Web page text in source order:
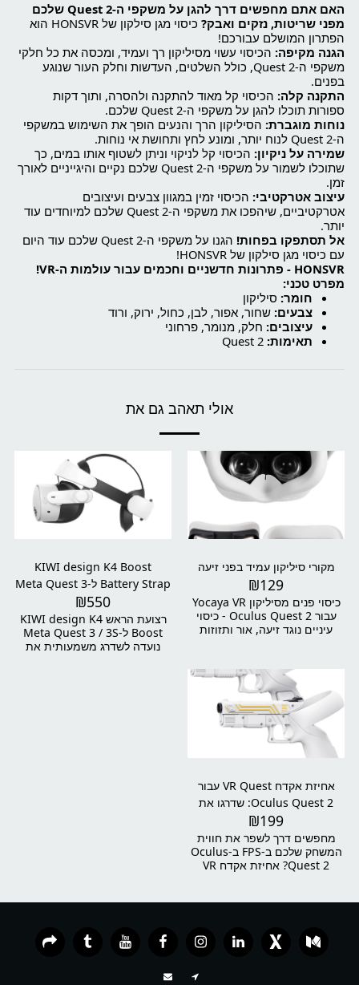
האם אתם מחפשים דרך להגן על משקפי ה-Quest 2 שלכם
מפני שריטות, נזקים ואבק?
כיסוי מגן סילקון של HONSVR הוא
הפתרון המושלם עבורכם!
הגנה מקיפה: הכיסוי עשוי מסיליקון רך ועמיד, ומכסה את כל חלקי
משקפי ה-Quest 2, כולל השלטים, העדשות וחלק העור שנוגע
בפנים.
התקנה קלה: הכיסוי קל מאוד להתקנה ולהסרה, ותוך דקות
ספורות תוכלו להגן על משקפי ה-Quest 2 שלכם.
נוחות מוגברת: הסיליקון הרך והנעים הופך את השימוש במשקפי
ה-Quest 2 לנוח יותר, ומונע לחץ ותחושת אי נוחות.
שמירה על ניקיון: הכיסוי קל לניקוי וניתן לשטוף אותו במים, כך
שתוכלו לשמור על משקפי ה-Quest 2 שלכם נקיים והיגייניים לאורך
זמן.
עיצוב אטרקטיבי: הכיסוי זמין במגוון צבעים ועיצובים
אטרקטיביים, שיהפכו את משקפי ה-Quest 2 שלכם למיוחדים עוד
יותר.
אל תסתפקו בפחות!
הגנו על משקפי ה-Quest 2 שלכם עוד היום
עם כיסוי מגן סילקון של HONSVR!
HONSVR - פתרונות חדשניים וחכמים עבור עולמות ה-VR!
מפרט טכני:
חומר: סיליקון
צבעים: שחור, אפור, לבן, כחול, ירוק, ורוד
עיצובים: חלק, מנומר, פרחוני
תאימות:
אולי תאהב גם את
מקורי סיליקון עמיד בפני זיעה
₪129
כיסוי פנים מסיליקון Yocaya VR
עבור Oculus Quest 2 - כיסוי
עיניים נוגד זיעה, אור ותזוזות
KIWI design K4 Boost
Battery Strap ל-Meta Quest 3
/ 3S
₪550
רצועת הראש KIWI design K4
Boost ל-Meta Quest 3 / 3S
נועדה לשדרג משמעותית את
אחיזת אקדח VR Quest עבור
Oculus Quest 2: שדרגו את
חווית המשחק שלכם!
₪199
מחפשים דרך לשפר את חווית
המשחק שלכם ב-FPS ב-Oculus
Quest 2? אחיזת אקדח VR